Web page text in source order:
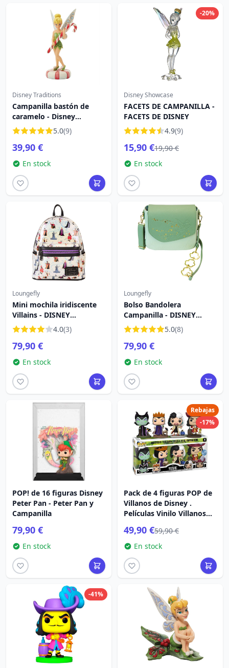
Disney Traditions
Campanilla bastón de
caramelo - Disney
Traditions
5.0(9)
39,90 €
En stock
-20%
Disney Showcase
FACETS DE CAMPANILLA -
FACETS DE DISNEY
4.9(9)
15,90 €19,90 €
En stock
Loungefly
Mini mochila iridiscente
Villains - DISNEY
LOUNGEFLY4.0(3)
79,90 €
En stock
Loungefly
Bolso Bandolera
Campanilla - DISNEY
LOUNGEFLY5.0(8)
79,90 €
En stock
POP! de 16 figuras Disney
Peter Pan - Peter Pan y
Campanilla
79,90 €
En stock
Rebajas
-17%
Pack de 4 figuras POP de
Villanos de Disney .
Películas Vinilo Villanos
49,90 €59,90 €
En stock
-41%